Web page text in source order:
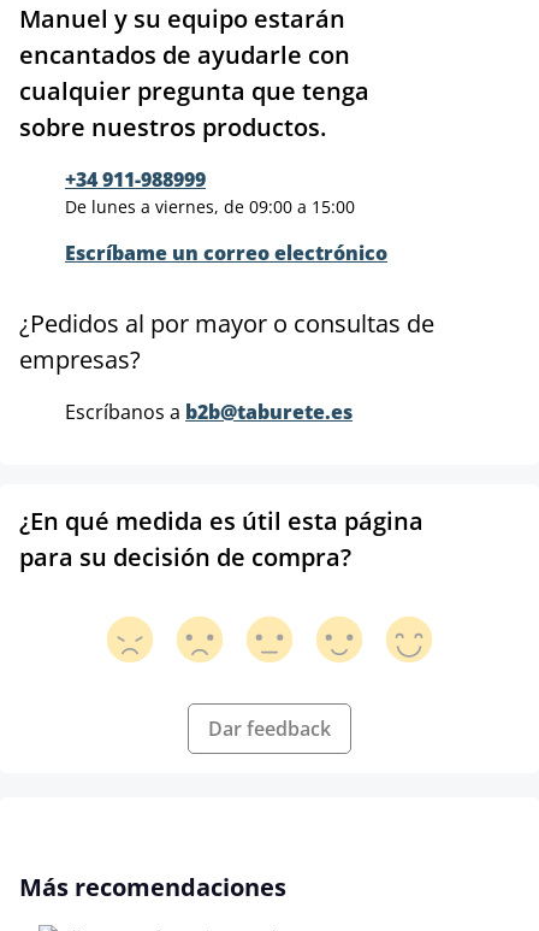
Manuel y su equipo estarán
encantados de ayudarle con
cualquier pregunta que tenga
sobre nuestros productos.
+34 911-988999
De lunes a viernes, de 09:00 a 15:00
Escríbame un correo electrónico
¿Pedidos al por mayor o consultas de
empresas?
Escríbanos a b2b@taburete.es
¿En qué medida es útil esta página
para su decisión de compra?
Dar feedback
Omitir la galería de productos
Más recomendaciones